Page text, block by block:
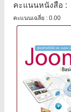
คะแนนหนังสือ :
คะแนนเฉลี่ย : 0.00